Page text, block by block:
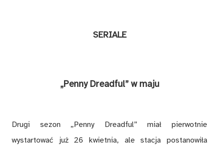
SERIALE
„Penny Dreadful” w maju
Drugi sezon „Penny Dreadful” miał pierwotnie
wystartować już 26 kwietnia, ale stacja postanowiła